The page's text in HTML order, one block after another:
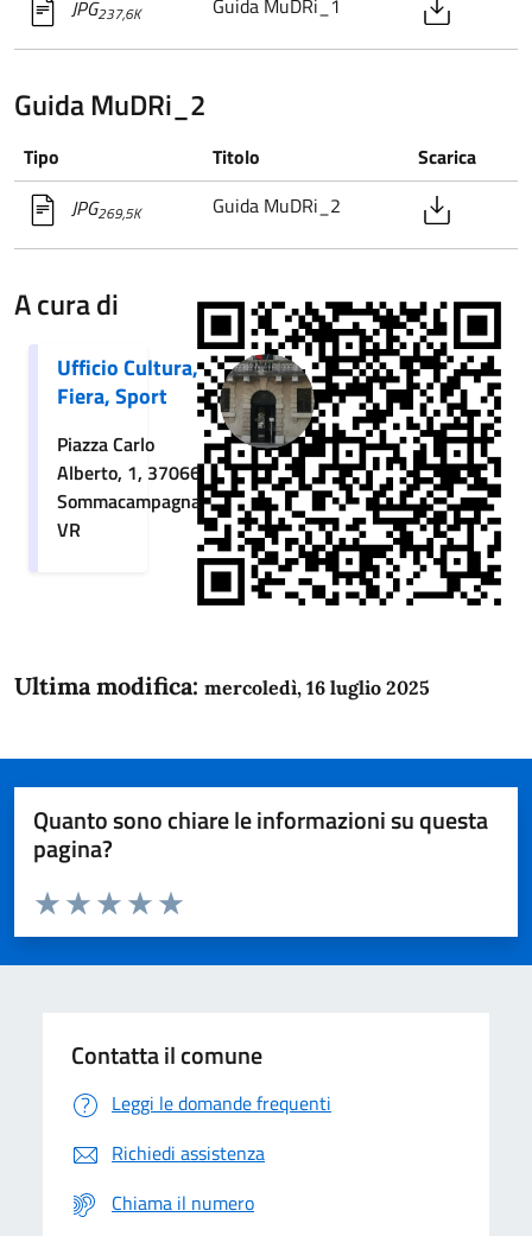
JPG237,6K
Guida MuDRi_2
Tipo Titolo
Scarica
JPG269,5K Guida MuDRi_2
A cura di
Ufficio Cultura,
Fiera, Sport
Piazza Carlo
Alberto, 1, 37066
Sommacampagna
VR
Ultima modifica: mercoledì, 16 luglio 2025
Quanto sono chiare le informazioni su questa
pagina?
Domanda
Valuta da 1 a 5 stelle la pagina
Valuta 5 stelle su 5
Valuta 4 stelle su 5
Valuta 3 stelle su 5
Valuta 2 stelle su 5
Valuta 1 stelle su 5
Contatta il comune
Leggi le domande frequenti
Richiedi assistenza
Chiama il numero